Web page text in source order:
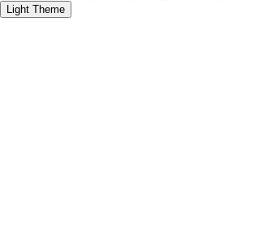
Light Theme